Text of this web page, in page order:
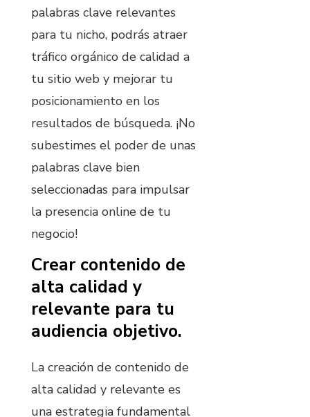
palabras clave relevantes
para tu nicho, podrás atraer
tráfico orgánico de calidad a
tu sitio web y mejorar tu
posicionamiento en los
resultados de búsqueda. ¡No
subestimes el poder de unas
palabras clave bien
seleccionadas para impulsar
la presencia online de tu
negocio!
Crear contenido de
alta calidad y
relevante para tu
audiencia objetivo.
La creación de contenido de
alta calidad y relevante es
una estrategia fundamental